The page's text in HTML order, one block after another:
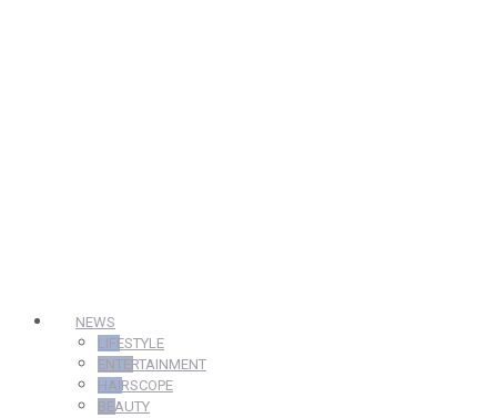
NEWS
LIFESTYLE
ENTERTAINMENT
HAIRSCOPE
BEAUTY